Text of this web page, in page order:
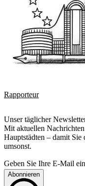
Rapporteur
Unser täglicher
Mit aktuellen
Hauptstädten – damit
umsonst.
Geben Sie Ihre E-Mail ein
Abonnieren